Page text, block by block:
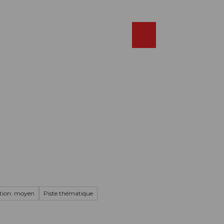
moyen Piste thématique